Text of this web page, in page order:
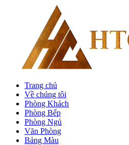
Trang chủ
Về chúng tôi
Phòng Khách
Phòng Bếp
Phòng Ngủ
Văn Phòng
Bảng Màu